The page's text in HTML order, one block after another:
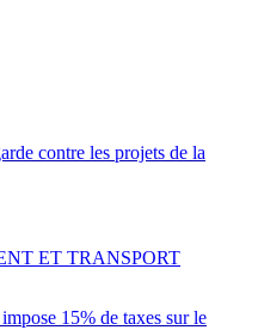
contre les projets de la
15% de taxes sur le
ET TRANSPORT